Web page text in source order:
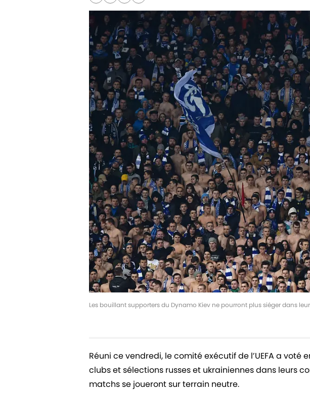
Les bouillant supporters du Dynamo Kiev ne pourront plus siéger dans leur
Réuni ce vendredi, le comité exécutif de l’UEFA a voté
clubs et sélections russes et ukrainiennes dans leurs
matchs se joueront sur terrain neutre.